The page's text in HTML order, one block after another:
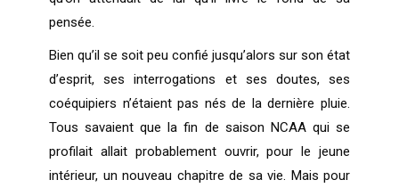
pensée.
Bien qu’il se soit peu confié jusqu’alors sur son état
d’esprit, ses interrogations et ses doutes, ses
coéquipiers n’étaient pas nés de la dernière pluie.
Tous savaient que la fin de saison NCAA qui se
profilait allait probablement ouvrir, pour le jeune
intérieur, un nouveau chapitre de sa vie. Mais pour